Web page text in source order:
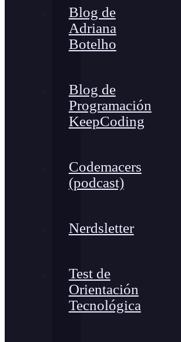
Blog de
Adriana
Botelho
Blog de
Programación
KeepCoding
Codemacers
(podcast)
Nerdsletter
Test de
Orientación
Tecnológica